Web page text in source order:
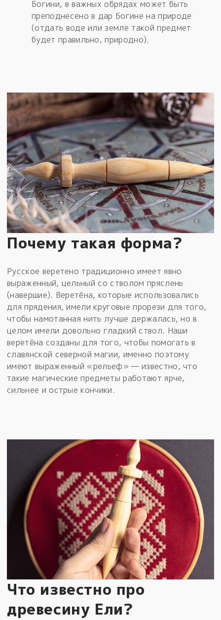
Богини, в важных обрядах может быть
преподнесено в дар Богине на природе
(отдать воде или земле такой предмет
будет правильно, природно).
Почему такая форма?
Русское веретено традиционно имеет явно
выраженный, цельный со стволом пряслень
(навершие). Веретёна, которые использовались
для прядения, имели круговые прорези для того,
чтобы намотанная нить лучше держалась, но в
целом имели довольно гладкий ствол. Наши
веретёна созданы для того, чтобы помогать в
славянской северной магии, именно поэтому
имеют выраженный «рельеф» — известно, что
такие магические предметы работают ярче,
сильнее и острые кончики.
Что известно про
древесину Ели?